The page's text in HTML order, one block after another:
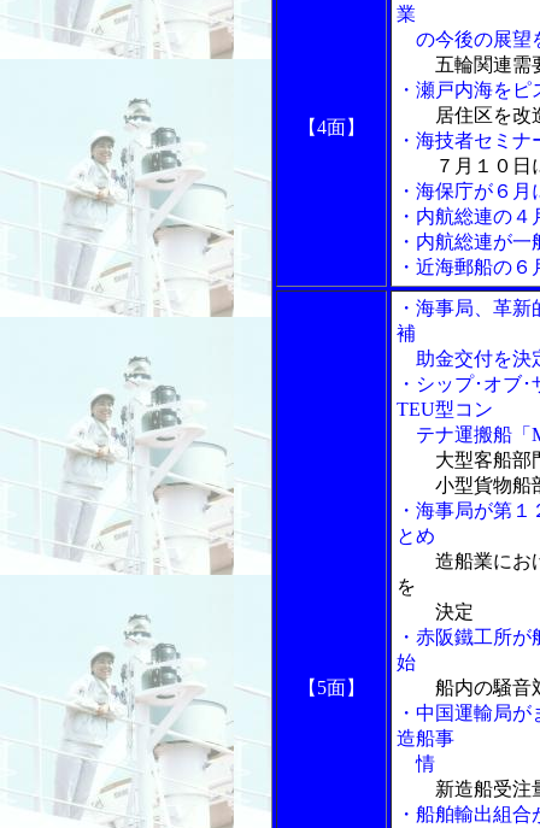
【4面】
業
の今後の展望
五輪関連需
・瀬戸内海を
居住区を改
・海技者セミ
７月１０日
・海保庁が６
・内航総連の
・内航総連が
・近海郵船の
【5面】
・海事局、革
補
助金交付を決
・シップ･オブ
TEU型コン
テナ運搬船「
大型客船部
小型貨物船部
・海事局が第
とめ
造船業にお
を
決定
・赤阪鐵工所
始
船内の騒音
・中国運輸局
造船事
情
新造船受注
・船舶輸出組